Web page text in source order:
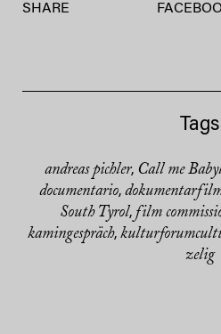
SHARE
Tags
andreas pichler, Call me
documentario,
South Tyrol, film
kamingespräch,
zelig